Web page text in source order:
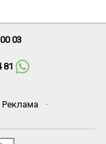
03
81
Реклама
·